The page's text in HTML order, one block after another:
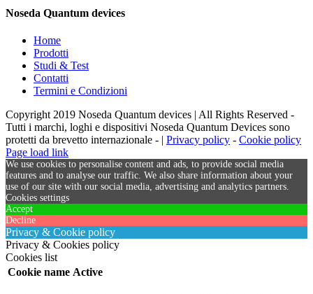
Noseda Quantum devices
Home
Prodotti
Studi & Test
Contatti
Termini e Condizioni
Copyright 2019 Noseda Quantum devices | All Rights Reserved -
Tutti i marchi, loghi e dispositivi Noseda Quantum Devices sono
protetti da brevetto internazionale - | Privacy policy - Cookie policy
Page load link
We use cookies to personalise content and ads, to provide social media
features and to analyse our traffic. We also share information about your
use of our site with our social media, advertising and analytics partners.
Cookies settings
Accept
Decline
Privacy & Cookie policy
Privacy & Cookies policy
Cookies list
Cookie name Active